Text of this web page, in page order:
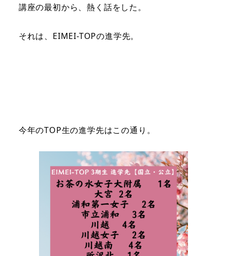
講座の最初から、熱く話をした。
それは、EIMEI-TOPの進学先。
今年のTOP生の進学先はこの通り。